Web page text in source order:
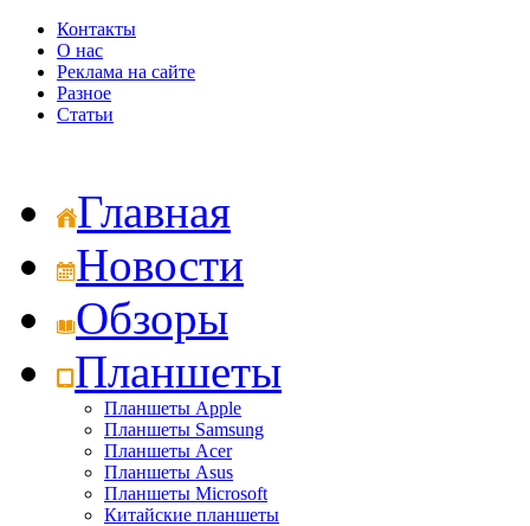
Контакты
О нас
Реклама на сайте
Разное
Статьи
Главная
Новости
Обзоры
Планшеты
Планшеты Apple
Планшеты Samsung
Планшеты Acer
Планшеты Asus
Планшеты Microsoft
Китайские планшеты